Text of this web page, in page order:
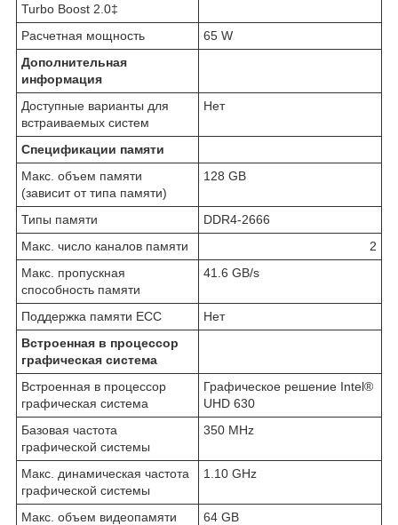
Turbo Boost 2.0‡
Расчетная мощность
65 W
Дополнительная
информация
Доступные варианты для
встраиваемых систем
Нет
Спецификации памяти
Макс. объем памяти
(зависит от типа памяти)
128 GB
Типы памяти
DDR4-2666
Макс. число каналов памяти
2
Макс. пропускная
способность памяти
41.6 GB/s
Поддержка памяти ECC
Нет
Встроенная в процессор
графическая система
Встроенная в процессор
графическая система
Графическое решение Intel®
UHD 630
Базовая частота
графической системы
350 MHz
Макс. динамическая частота
графической системы
1.10 GHz
Макс. объем видеопамяти
64 GB